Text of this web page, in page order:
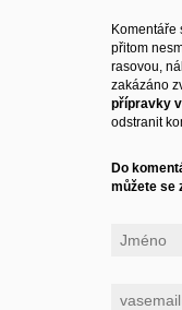
Komentáře
přitom
rasovou,
zakázáno
přípravky
odstranit
Do
můžete se